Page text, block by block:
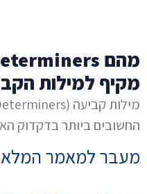
מקיף למילות
החשובים ביותר בדקדוק
מעבר למאמר